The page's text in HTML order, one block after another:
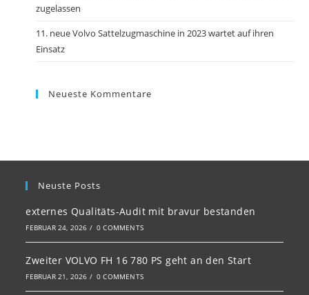
zugelassen
11. neue Volvo Sattelzugmaschine in 2023 wartet auf ihren
Einsatz
Neueste Kommentare
Neuste Posts
externes Qualitäts-Audit mit bravur bestanden
FEBRUAR 24, 2026 / 0 COMMENTS
Zweiter VOLVO FH 16 780 PS geht an den Start
FEBRUAR 21, 2026 / 0 COMMENTS